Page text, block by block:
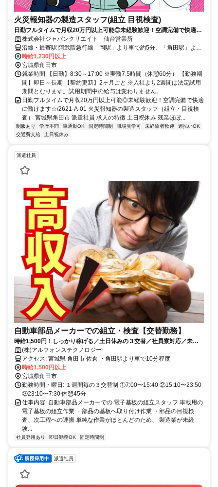
火災報知器の製造スタッフ(組立 目視検査)
日勤フルタイムで月収20万円以上可能◎未経験歓迎！空調完備で快適に
働けます☆
株式会社ジャパンクリエイト 仙台営業所
沿線・最寄駅 阿武隈急行線「岡駅」より車で約5分、「角田駅」より
車で約9分
時給1,230円以上
宮城県角田市
就業時間 【日勤】8:30～17:00 ※実働7.5時間（休憩60分） 【勤務期
間】即日～長期 【契約更新】2ヶ月ごと ※入社より2週間は法定試用
期間となります。試用期間中の給与は変わりません。
日勤フルタイムで月収20万円以上可能◎未経験歓迎！空調完備で快適
に働けます☆/2621-A-01 火災報知器の製造スタッフ（組立・目視検
査） 宮城県角田市 派遣社員 求人の特徴 土日祝休み 残業ほぼ...
制服あり 学歴不問 車通勤OK 固定時間制 職場見学可 未経験者歓迎
週払いOK
交通費支給
土日祝休み
派遣社員
自動車部品メーカーでの組立・検査【交替勤務】
時給1,500円！しっかり稼げる／土日休みの３交替／社員寮対応／未経
験者歓迎！
(株)アルフォンステクノロジー
アクセス: 宮城県 角田市 佐倉 ・角田駅より車で10分程度
時給1,500円以上
宮城県角田市
勤務時間・曜日: １週間毎の３交替制 ①7:00〜15:40 ②15:10〜23:50
③23:10〜7:30 休憩45分
仕事内容: 自動車部品メーカーでの 電子基板の組立スタッフ 車載用の
電子基板の組立作業 ・部品の基板へ取り付け作業 ・部品の目視検
査、次工程への運搬 単純な作業がほとんどのため、 製造業が未経
験...
社員登用あり 即日勤務OK 固定時間制
派遣社員